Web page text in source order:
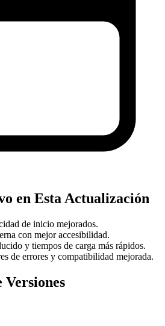
en Esta Actualización
de inicio mejorados.
con mejor accesibilidad.
y tiempos de carga más rápidos.
de errores y compatibilidad mejorada.
Versiones